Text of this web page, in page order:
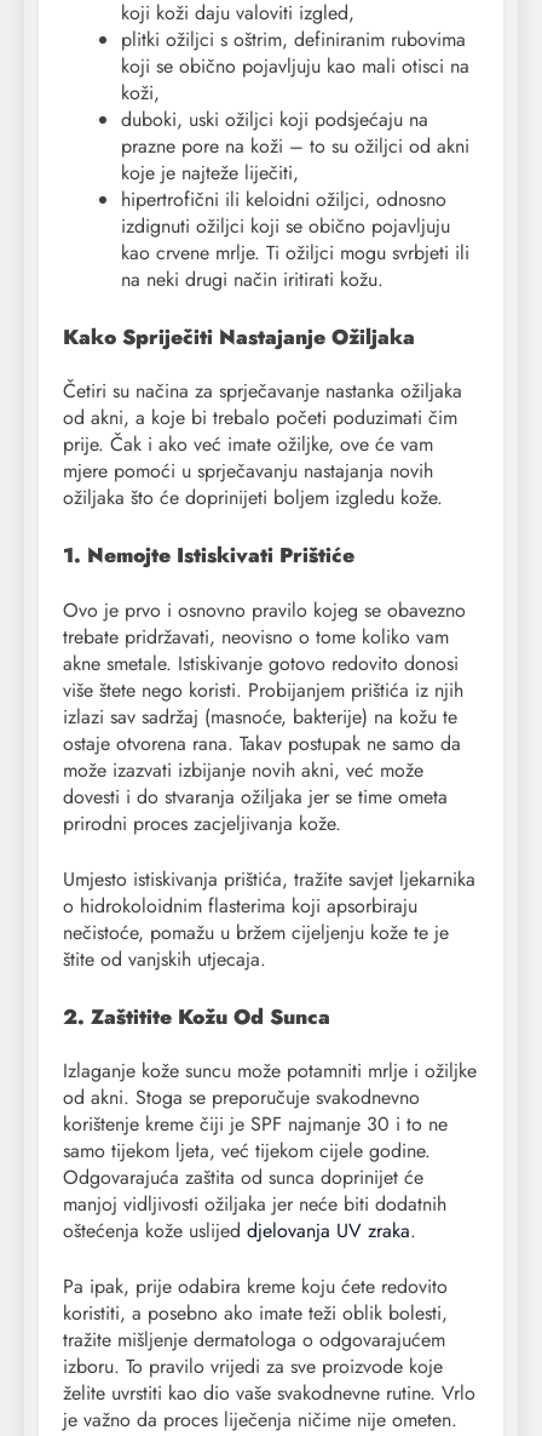
koji koži daju valoviti izgled,
plitki ožiljci s oštrim, definiranim rubovima
koji se obično pojavljuju kao mali otisci na
koži,
duboki, uski ožiljci koji podsjećaju na
prazne pore na koži – to su ožiljci od akni
koje je najteže liječiti,
hipertrofični ili keloidni ožiljci, odnosno
izdignuti ožiljci koji se obično pojavljuju
kao crvene mrlje. Ti ožiljci mogu svrbjeti ili
na neki drugi način iritirati kožu.
Kako Spriječiti Nastajanje Ožiljaka
Četiri su načina za sprječavanje nastanka ožiljaka
od akni, a koje bi trebalo početi poduzimati čim
prije. Čak i ako već imate ožiljke, ove će vam
mjere pomoći u sprječavanju nastajanja novih
ožiljaka što će doprinijeti boljem izgledu kože.
1. Nemojte Istiskivati Prištiće
Ovo je prvo i osnovno pravilo kojeg se obavezno
trebate pridržavati, neovisno o tome koliko vam
akne smetale. Istiskivanje gotovo redovito donosi
više štete nego koristi. Probijanjem prištića iz njih
izlazi sav sadržaj (masnoće, bakterije) na kožu te
ostaje otvorena rana. Takav postupak ne samo da
može izazvati izbijanje novih akni, već može
dovesti i do stvaranja ožiljaka jer se time ometa
prirodni proces zacjeljivanja kože.
Umjesto istiskivanja prištića, tražite savjet ljekarnika
o hidrokoloidnim flasterima koji apsorbiraju
nečistoće, pomažu u bržem cijeljenju kože te je
štite od vanjskih utjecaja.
2. Zaštitite Kožu Od Sunca
Izlaganje kože suncu može potamniti mrlje i ožiljke
od akni. Stoga se preporučuje svakodnevno
korištenje kreme čiji je SPF najmanje 30 i to ne
samo tijekom ljeta, već tijekom cijele godine.
Odgovarajuća zaštita od sunca doprinijet će
manjoj vidljivosti ožiljaka jer neće biti dodatnih
oštećenja kože uslijed djelovanja UV zraka.
Pa ipak, prije odabira kreme koju ćete redovito
koristiti, a posebno ako imate teži oblik bolesti,
tražite mišljenje dermatologa o odgovarajućem
izboru. To pravilo vrijedi za sve proizvode koje
želite uvrstiti kao dio vaše svakodnevne rutine. Vrlo
je važno da proces liječenja ničime nije ometen.